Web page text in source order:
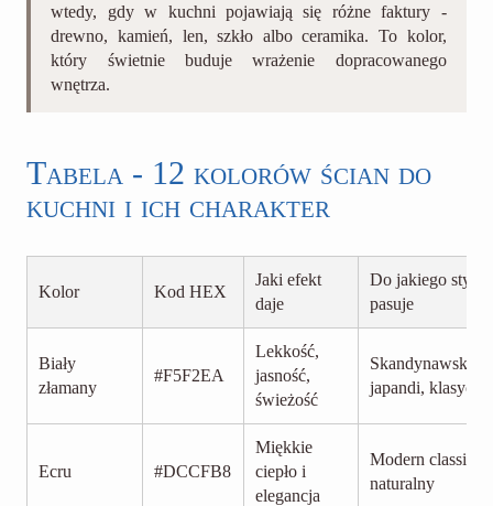
wtedy, gdy w kuchni pojawiają się różne faktury -
drewno, kamień, len, szkło albo ceramika. To kolor,
który świetnie buduje wrażenie dopracowanego
wnętrza.
Tabela - 12 kolorów ścian do
kuchni i ich charakter
Kolor Kod HEX
Jaki efekt
daje
Do jakiego stylu
pasuje
Biały
złamany
#F5F2EA
Lekkość,
jasność,
świeżość
Skandynawski,
japandi,
Ecru #DCCFB8
Miękkie
ciepło i
elegancja
Modern classic,
naturalny